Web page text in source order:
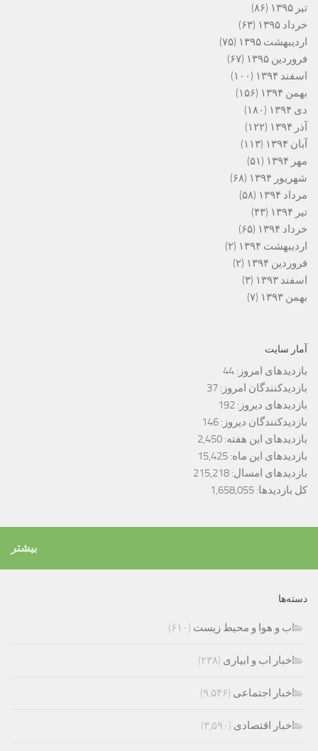
تیر ۱۳۹۵
(۸۶)
خرداد ۱۳۹۵
(۶۳)
اردیبهشت ۱۳۹۵
(۷۵)
فروردین ۱۳۹۵
(۶۷)
اسفند ۱۳۹۴
(۱۰۰)
بهمن ۱۳۹۴
(۱۵۶)
دی ۱۳۹۴
(۱۸۰)
آذر ۱۳۹۴
(۱۲۲)
آبان ۱۳۹۴
(۱۱۳)
مهر ۱۳۹۴
(۵۱)
شهریور ۱۳۹۴
(۶۸)
مرداد ۱۳۹۴
(۵۸)
تیر ۱۳۹۴
(۴۳)
خرداد ۱۳۹۴
(۶۵)
اردیبهشت ۱۳۹۴
(۲)
فروردین ۱۳۹۴
(۲)
اسفند ۱۳۹۳
(۳)
بهمن ۱۳۹۳
(۷)
آمار سایت
بازدیدهای امروز: 44
بازدیدکنندگان امروز: 37
بازدیدهای دیروز: 192
بازدیدکنندگان دیروز: 146
بازدیدهای این هفته: 2,450
بازدیدهای این ماه: 15,425
بازدیدهای امسال: 215,218
کل بازدیدها: 1,658,055
بیشتر
دسته‌ها
اب و هوا و محیط زیست (۶۱۰)
اخبار اب و ابیاری (۲۳۸)
اخبار اجتماعی (۹,۵۴۶)
اخبار اقتصادی (۳,۵۹۰)